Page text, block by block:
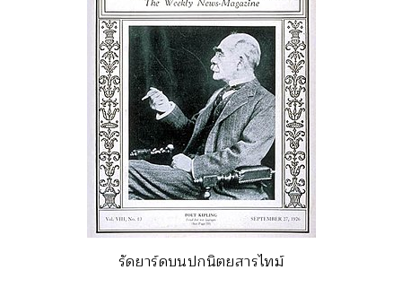
รัดยาร์ดบนปกนิตยสารไทม์